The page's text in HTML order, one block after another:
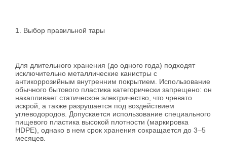
1. Выбор правильной тары
Для длительного хранения (до одного года) подходят
исключительно металлические канистры с
антикоррозийным внутренним покрытием. Использование
обычного бытового пластика категорически запрещено: он
накапливает статическое электричество, что чревато
искрой, а также разрушается под воздействием
углеводородов. Допускается использование специального
пищевого пластика высокой плотности (маркировка
HDPE), однако в нем срок хранения сокращается до 3–5
месяцев.